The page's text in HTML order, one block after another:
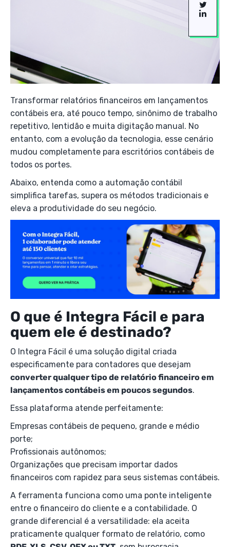
Transformar relatórios financeiros em lançamentos
contábeis era, até pouco tempo, sinônimo de trabalho
repetitivo, lentidão e muita digitação manual. No
entanto, com a evolução da tecnologia, esse cenário
mudou completamente para escritórios contábeis de
todos os portes.
Abaixo, entenda como a automação contábil
simplifica tarefas, supera os métodos tradicionais e
eleva a produtividade do seu negócio.
O que é Integra Fácil e para
quem ele é destinado?
O Integra Fácil é uma solução digital criada
especificamente para contadores que desejam
converter qualquer tipo de relatório financeiro em
lançamentos contábeis em poucos segundos.
Essa plataforma atende perfeitamente:
Empresas contábeis de pequeno, grande e médio
porte;
Profissionais autônomos;
Organizações que precisam importar dados
financeiros com rapidez para seus sistemas contábeis.
A ferramenta funciona como uma ponte inteligente
entre o financeiro do cliente e a contabilidade. O
grande diferencial é a versatilidade: ela aceita
praticamente qualquer formato de relatório, como